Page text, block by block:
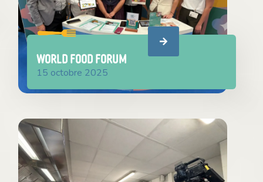
WORLD FOOD FORUM
15 octobre 2025